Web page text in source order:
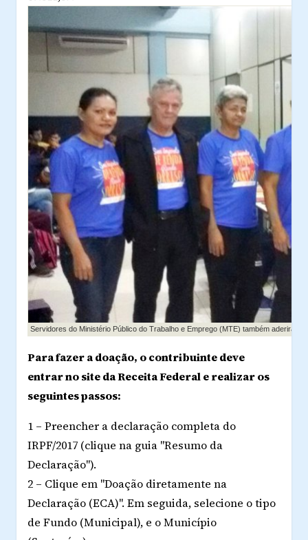
Servidores do Ministério Público do Trabalho e Emprego (MTE) também aderiram
Para fazer a doação, o contribuinte deve
entrar no site da Receita Federal e realizar os
seguintes passos:
1 – Preencher a declaração completa do
IRPF/2017 (clique na guia "Resumo da
Declaração").
2 – Clique em "Doação diretamente na
Declaração (ECA)". Em seguida, selecione o tipo
de Fundo (Municipal), e o Município